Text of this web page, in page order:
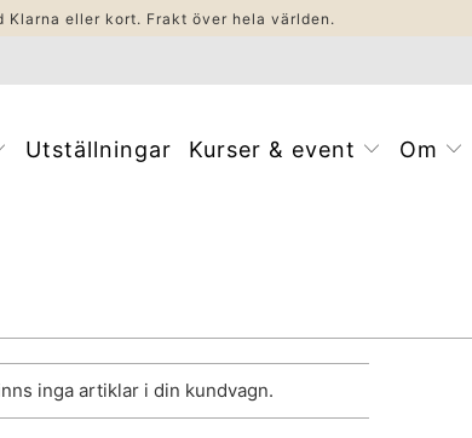
Klarna eller kort. Frakt över hela världen.
Utställningar Kurser & event Om
inga artiklar i din kundvagn.